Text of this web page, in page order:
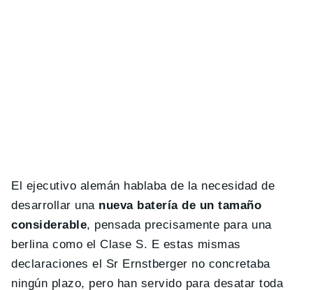
El ejecutivo alemán hablaba de la necesidad de
desarrollar unanueva batería de un tamaño
considerable, pensada precisamente para una
berlina como el Clase S. E estas mismas
declaraciones el Sr Ernstberger no concretaba
ningún plazo, pero han servido para desatar toda